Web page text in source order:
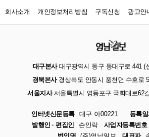
회사소개 개인정보처리방침 구독신청 광고안
대구본사대구광역시 동구 동대구로 441 (
경북본사경상북도 안동시 풍천면 수호로
서울지사서울특별시 영등포구 국회대로62
인터넷신문등록 대구 아00221 등록
발행인 · 편집인
손인락 사업자등록번호